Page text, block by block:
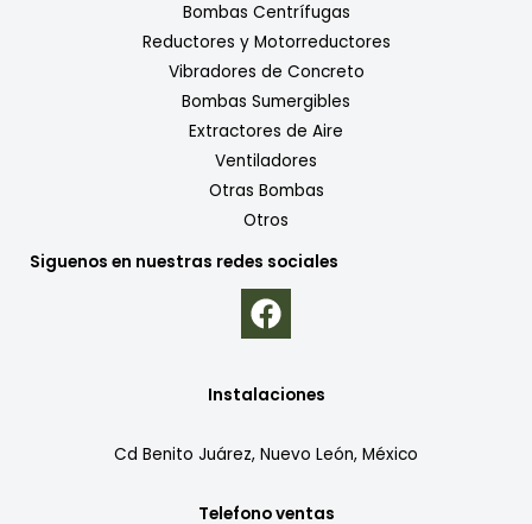
Bombas Centrífugas
Reductores y Motorreductores
Vibradores de Concreto
Bombas Sumergibles
Extractores de Aire
Ventiladores
Otras Bombas
Otros
Siguenos en nuestras redes sociales
Instalaciones
Cd Benito Juárez, Nuevo León, México
Telefono ventas